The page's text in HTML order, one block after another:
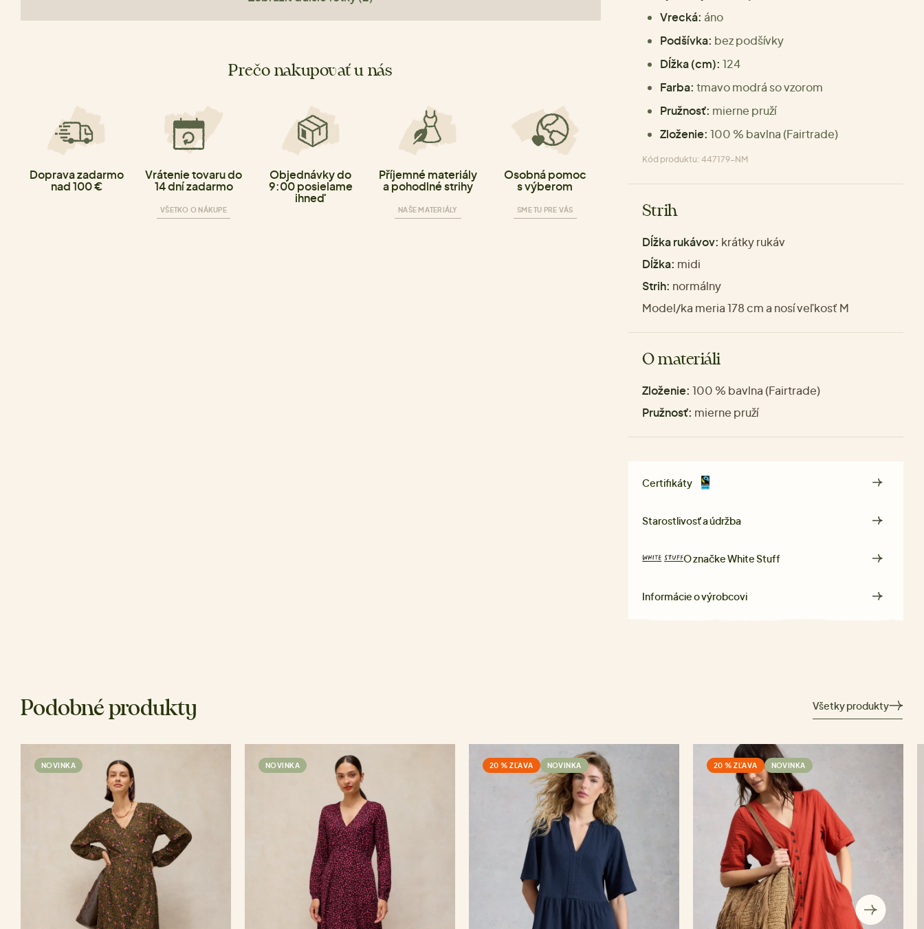
Prečo nakupovať u nás
Doprava zadarmo
nad 100 €
Vrátenie tovaru do
14 dní zadarmo
VŠETKO O NÁKUPE
Objednávky do
9:00 posielame
ihneď
Příjemné materiály
a pohodlné strihy
NAŠE MATERIÁLY
Osobná pomoc
s výberom
SME TU PRE VÁS
Vrecká: áno
Podšívka: bez podšívky
Dĺžka (cm): 124
Farba: tmavo modrá so vzorom
Pružnosť: mierne pruží
Zloženie: 100 % bavlna (Fairtrade)
Kód produktu: 447179-NM
Strih
Dĺžka rukávov: krátky rukáv
Dĺžka: midi
Strih: normálny
Model/ka meria 178 cm a nosí veľkosť M
O materiáli
Zloženie: 100 % bavlna (Fairtrade)
Pružnosť: mierne pruží
Certifikáty
Starostlivosť a údržba
O značkeWhite Stuff
Informácie o výrobcovi
Podobné produkty Všetky produkty
NOVINKA NOVINKA 20 % ZĽAVA NOVINKA 20 % ZĽAVA NOVINKA